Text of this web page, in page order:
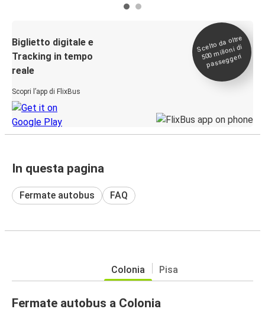
Biglietto digitale e
Tracking in tempo
reale
Scopri l’app di FlixBus
Scelto da oltre
500
milioni di
passeggeri
In questa pagina
Fermate autobus FAQ
Colonia Pisa
Fermate autobus a Colonia